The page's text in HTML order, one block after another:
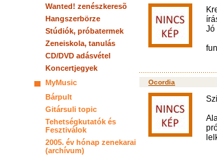
Wanted! zenészkeresõ
Hangszerbörze
Stúdiók, próbatermek
Zeneiskola, tanulás
CD/DVD adásvétel
Koncertjegyek
MyMusic
Bárpult
Gitársuli topic
Tehetségkutatók és
Fesztiválok
2005. év hónap zenekarai
(archívum)
Jó
Ocordia